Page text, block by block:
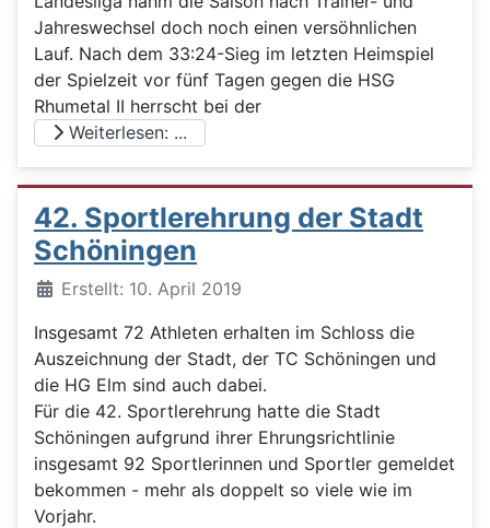
Jahreswechsel doch noch einen versöhnlichen
Lauf. Nach dem 33:24-Sieg im letzten Heimspiel
der Spielzeit vor fünf Tagen gegen die HSG
Rhumetal II herrscht bei der
Weiterlesen: ...
42. Sportlerehrung der Stadt
Schöningen
DetailsErstellt: 10. April 2019
Insgesamt 72 Athleten erhalten im Schloss die
Auszeichnung der Stadt, der TC Schöningen und
die HG Elm sind auch dabei.
Für die 42. Sportlerehrung hatte die Stadt
Schöningen aufgrund ihrer Ehrungsrichtlinie
insgesamt 92 Sportlerinnen und Sportler gemeldet
bekommen - mehr als doppelt so viele wie im
Vorjahr.